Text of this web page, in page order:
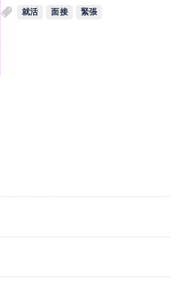
就活 面接 緊張